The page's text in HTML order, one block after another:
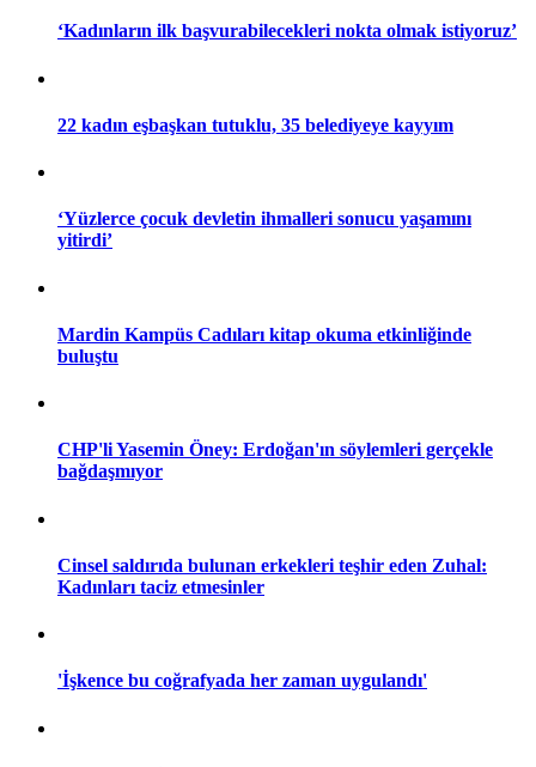
11:25 05/12/2016
5 ARALIK 2016 GÜNDEMİ
11:21 05/12/2016
Kasım’da 28 kadın katledildi 100 çocuk istismara maruz
15:01 05/12/2016
‘Kadınların ilk başvurabilecekleri nokta olmak istiyoruz’
22 kadın eşbaşkan tutuklu, 35 belediyeye kayyım
‘Yüzlerce çocuk devletin ihmalleri sonucu yaşamını
yitirdi’
Mardin Kampüs Cadıları kitap okuma etkinliğinde
buluştu
CHP'li Yasemin Öney: Erdoğan'ın söylemleri gerçekle
bağdaşmıyor
Cinsel saldırıda bulunan erkekleri teşhir eden Zuhal:
Kadınları taciz etmesinler
'İşkence bu coğrafyada her zaman uygulandı'